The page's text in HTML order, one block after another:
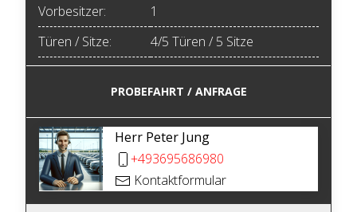
Vorbesitzer:
1
Türen / Sitze:
4/5 Türen / 5 Sitze
PROBEFAHRT / ANFRAGE
Herr Peter Jung
+493695686980
Kontaktformular